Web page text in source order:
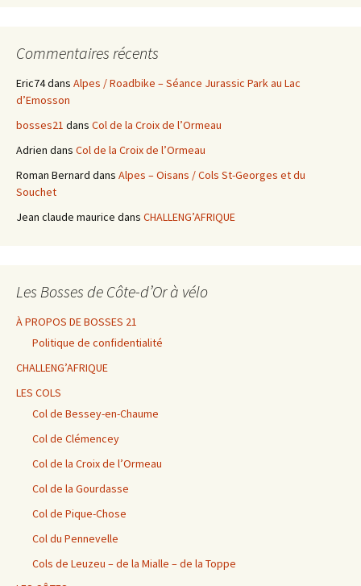
Commentaires récents
Eric74dans Alpes / Roadbike – Séance Jurassic Park au Lac
d’Emosson
bosses21 dans Col de la Croix de l’Ormeau
Adrien dans Col de la Croix de l’Ormeau
Roman Bernard dans Alpes – Oisans / Cols St-Georges et du
Souchet
Jean claude maurice dans CHALLENG’AFRIQUE
Les Bosses de Côte-d’Or à vélo
À PROPOS DE BOSSES 21
Politique de confidentialité
CHALLENG’AFRIQUE
LES COLS
Col de Bessey-en-Chaume
Col de Clémencey
Col de la Croix de l’Ormeau
Col de la Gourdasse
Col de Pique-Chose
Col du Pennevelle
Cols de Leuzeu – de la Mialle – de la Toppe